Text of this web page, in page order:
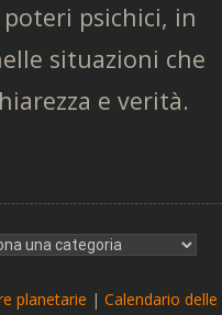
psichici, in
situazioni che
e verità.
planetarie | Calendario delle